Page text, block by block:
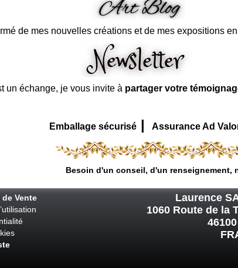
de mes nouvelles créations et de mes expositions en
un échange, je vous invite à partager votre
Emballage sécurisé | Assurance Ad
Besoin d'un conseil, d'un renseignement,
Vente
Laurence
1060 Route de la